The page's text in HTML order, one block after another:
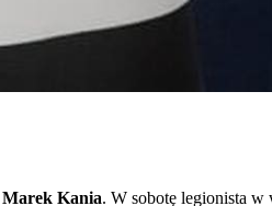
Marek Kania. W sobotę legionista w